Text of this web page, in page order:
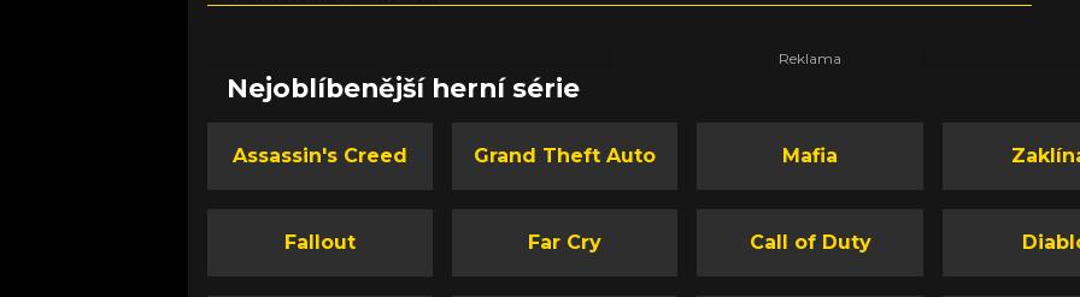
Nejoblíbenější herní série
Assassin's Creed Grand Theft Auto Mafia
Fallout Far Cry Call of Duty